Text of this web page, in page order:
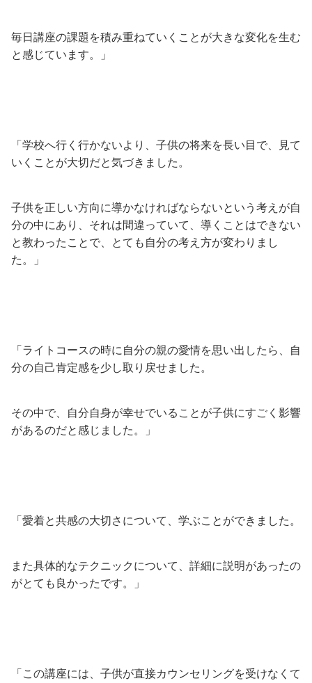
毎日講座の課題を積み重ねていくことが大きな変化を生む
と感じています。」
「学校へ行く行かないより、子供の将来を長い目で、見て
いくことが大切だと気づきました。
子供を正しい方向に導かなければならないという考えが自
分の中にあり、それは間違っていて、導くことはできない
と教わったことで、とても自分の考え方が変わりまし
た。」
「ライトコースの時に自分の親の愛情を思い出したら、自
分の自己肯定感を少し取り戻せました。
その中で、自分自身が幸せでいることが子供にすごく影響
があるのだと感じました。」
「愛着と共感の大切さについて、学ぶことができました。
また具体的なテクニックについて、詳細に説明があったの
がとても良かったです。」
「この講座には、子供が直接カウンセリングを受けなくて